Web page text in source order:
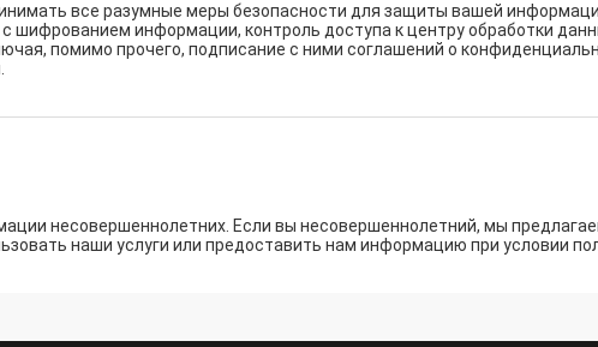
все разумные меры безопасности для защиты вашей
шифрованием информации, контроль доступа к центру обработки
помимо прочего, подписание с ними соглашений о
несовершеннолетних. Если вы несовершеннолетний, мы
наши услуги или предоставить нам информацию при условии